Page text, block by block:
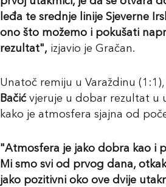
leđa te srednje linije Sjeverne
ono što možemo i pokušati
rezultat", izjavio je Gračan.
Unatoč remiju u Varaždinu
Bačićvjeruje u dobar rezultat u
kako je atmosfera sjajna od
"Atmosfera je jako dobra kao i
Mi smo svi od prvog dana,
jako pozitivni oko ove dvije